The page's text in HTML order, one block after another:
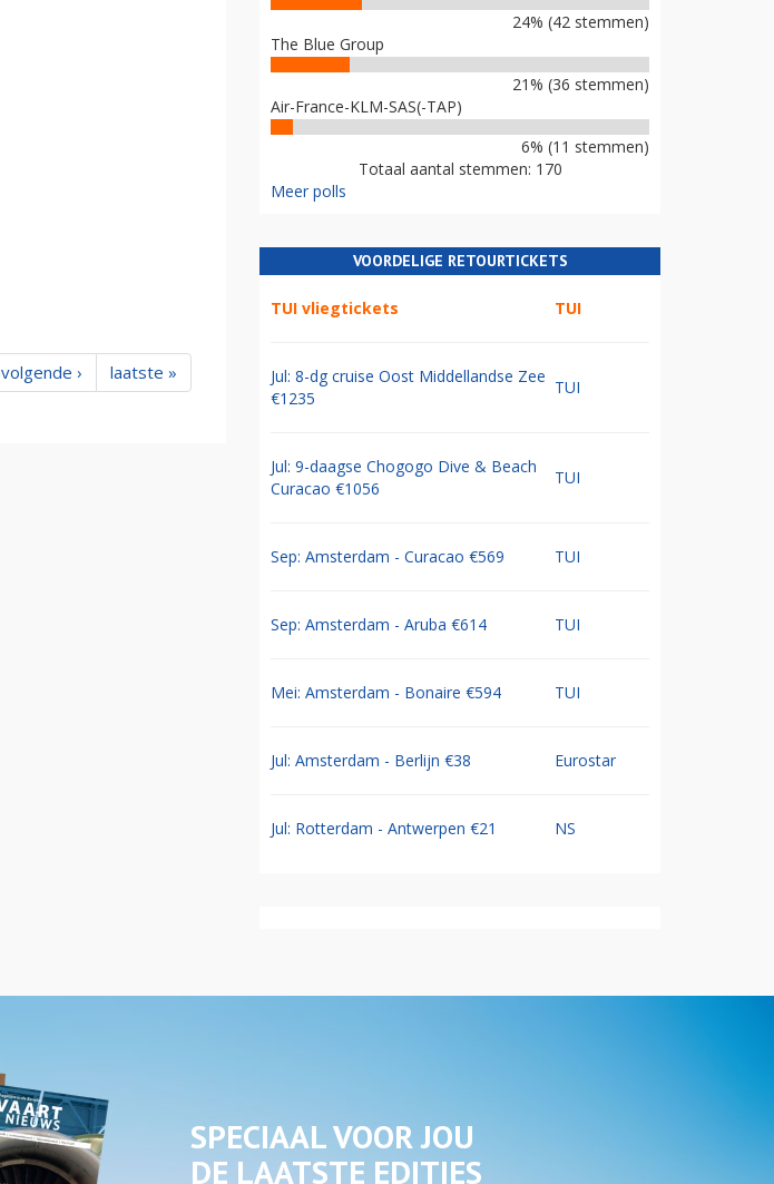
volgende › laatste »
24% (42 stemmen)
The Blue Group
21% (36 stemmen)
Air-France-KLM-SAS(-TAP)
6% (11 stemmen)
Totaal aantal stemmen: 170
Meer polls
VOORDELIGE RETOURTICKETS
TUI vliegtickets TUI
Jul: 8-dg cruise Oost Middellandse Zee
€1235
TUI
Jul: 9-daagse Chogogo Dive & Beach
Curacao €1056
TUI
Sep: Amsterdam - Curacao €569 TUI
Sep: Amsterdam - Aruba €614 TUI
Mei: Amsterdam - Bonaire €594 TUI
Jul: Amsterdam - Berlijn €38 Eurostar
Jul: Rotterdam - Antwerpen €21 NS
SPECIAAL VOOR JOU
DE LAATSTE EDITIES